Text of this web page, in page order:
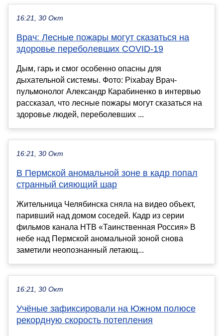
16:21, 30 Окт
Врач: Лесные пожары могут сказаться на
здоровье переболевших COVID-19
Дым, гарь и смог особенно опасны для
дыхательной системы. Фото: Pixabay Врач-
пульмонолог Александр Карабиненко в интервью
рассказал, что лесные пожары могут сказаться на
здоровье людей, переболевших ...
16:21, 30 Окт
В Пермской аномальной зоне в кадр попал
странный сияющий шар
Жительница Челябинска сняла на видео объект,
паривший над домом соседей. Кадр из серии
фильмов канала НТВ «Таинственная Россия» В
небе над Пермской аномальной зоной снова
заметили неопознанный летающ...
16:21, 30 Окт
Учёные зафиксировали на Южном полюсе
рекордную скорость потепления